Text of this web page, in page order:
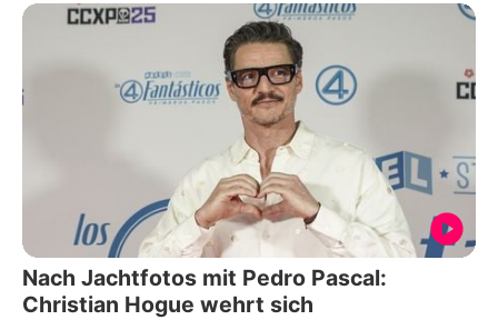
Nach Jachtfotos mit Pedro Pascal:
Christian Hogue wehrt sich